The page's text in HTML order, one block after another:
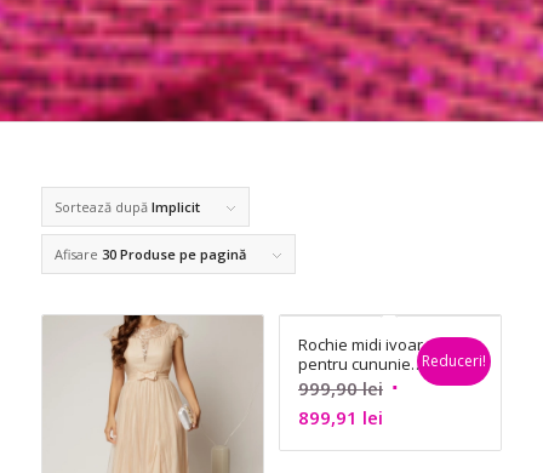
Sortează după Implicit
Afisare 30 Produse pe pagină
Rochie midi ivoar
pentru cununie
civilă – Dy Fashion
999,90lei Prețul
a
899,91 leiPrețul
curent
Reduceri!